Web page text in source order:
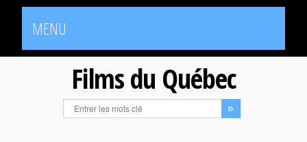
MENU
Films du Québec